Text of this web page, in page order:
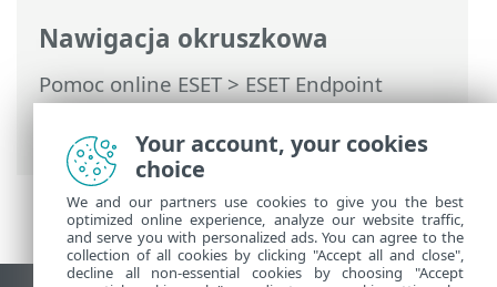
Nawigacja okruszkowa
Pomoc online ESET>ESET Endpoint
Antivirus>Instalacja/uaktualnienie>
Uaktualnianie do nowszej wersji
Your account, your cookies
choice
We and our partners use cookies to give you the best
optimized online experience, analyze our website traffic,
and serve you with personalized ads. You can agree to the
collection of all cookies by clicking "Accept all and close",
decline all non-essential cookies by choosing "Accept